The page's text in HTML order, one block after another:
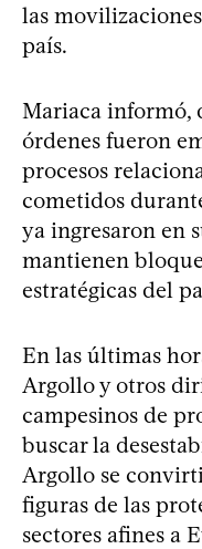
las
país.
Mariaca informó,
órdenes fueron
procesos
cometidos
ya ingresaron en
mantienen
estratégicas del
En las últimas
Argollo y otros
campesinos de
buscar la
Argollo se
figuras de las
sectores afines a